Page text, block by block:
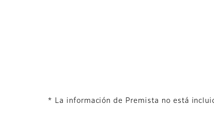
* La información de Premista no está